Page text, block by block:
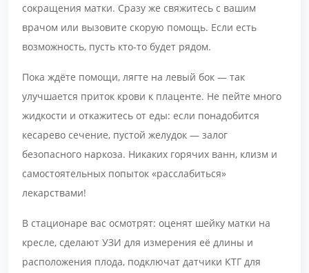
сокращения матки. Сразу же свяжитесь с вашим
врачом или вызовите скорую помощь. Если есть
возможность, пусть кто-то будет рядом.
Пока ждёте помощи, лягте на левый бок — так
улучшается приток крови к плаценте. Не пейте много
жидкости и откажитесь от еды: если понадобится
кесарево сечение, пустой желудок — залог
безопасного наркоза. Никаких горячих ванн, клизм и
самостоятельных попыток «расслабиться»
лекарствами!
В стационаре вас осмотрят: оценят шейку матки на
кресле, сделают УЗИ для измерения её длины и
расположения плода, подключат датчики КТГ для